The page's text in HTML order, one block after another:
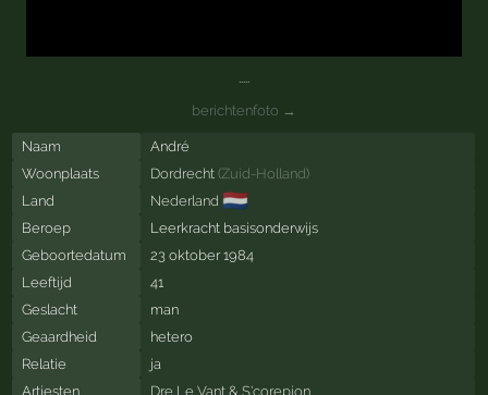
.....
berichtenfoto →
Naam
André
Woonplaats
Dordrecht (Zuid-Holland)
Land
Nederland 🇳🇱
Beroep
Leerkracht basisonderwijs
Geboortedatum
23 oktober 1984
Leeftijd
41
Geslacht
man
Geaardheid
hetero
Relatie
ja
Artiesten
Dre Le Vant& S'corepion